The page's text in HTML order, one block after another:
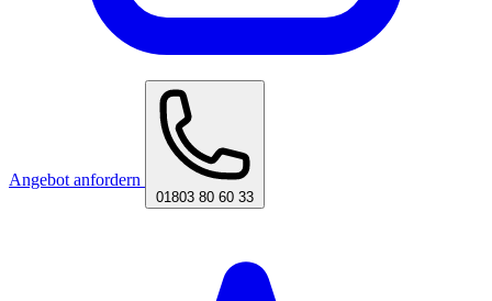
Angebot anfordern
01803 80 60 33